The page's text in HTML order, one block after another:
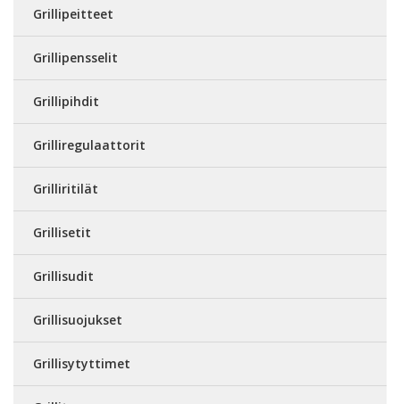
Grillipeitteet
Grillipensselit
Grillipihdit
Grilliregulaattorit
Grilliritilät
Grillisetit
Grillisudit
Grillisuojukset
Grillisytyttimet